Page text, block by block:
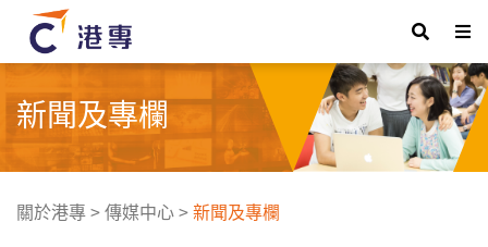
新聞及專欄
關於港專>傳媒中心>新聞及專欄